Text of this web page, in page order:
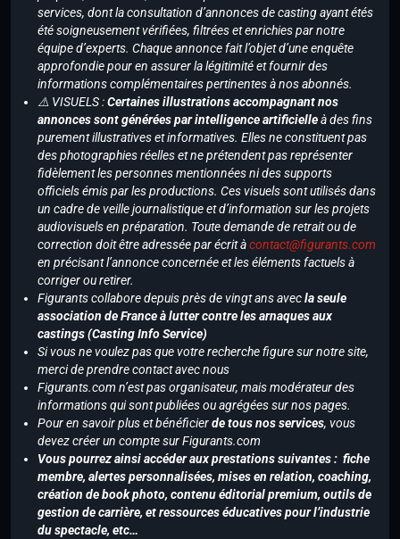
services, dont la consultation d’annonces de casting ayant étés
été soigneusement vérifiées, filtrées et enrichies par notre
équipe d’experts. Chaque annonce fait l’objet d’une enquête
approfondie pour en assurer la légitimité et fournir des
informations complémentaires pertinentes à nos abonnés.
⚠️ VISUELS :Certaines illustrations accompagnant nos
annonces sont générées par intelligence artificielleà des fins
purement illustratives et informatives. Elles ne constituent pas
des photographies réelles et ne prétendent pas représenter
fidèlement les personnes mentionnées ni des supports
officiels émis par les productions. Ces visuels sont utilisés dans
un cadre de veille journalistique et d’information sur les projets
audiovisuels en préparation. Toute demande de retrait ou de
correction doit être adressée par écrit àcontact@figurants.com
en précisant l’annonce concernée et les éléments factuels à
corriger ou retirer.
Figurants collabore depuis près de vingt ans avecla seule
association de France à lutter contre les arnaques aux
castings (Casting Info Service)
Si vous ne voulez pas que votre recherche figure sur notre site,
merci de prendre contact avec nous
Figurants.com n’est pas organisateur, mais modérateur des
informations qui sont publiées ou agrégées sur nos pages.
Pour en savoir plus et bénéficierde tous nos services, vous
devez créer un compte sur Figurants.com
Vous pourrez ainsi accéder aux prestations suivantes : fiche
membre, alertes personnalisées, mises en relation, coaching,
création de book photo, contenu éditorial premium, outils de
gestion de carrière, et ressources éducatives pour l’industrie
du spectacle, etc…